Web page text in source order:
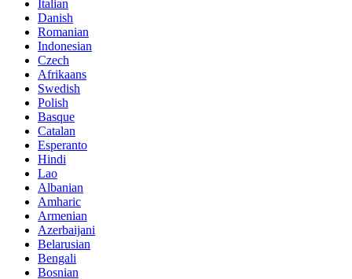
Italian
Danish
Romanian
Indonesian
Czech
Afrikaans
Swedish
Polish
Basque
Catalan
Esperanto
Hindi
Lao
Albanian
Amharic
Armenian
Azerbaijani
Belarusian
Bengali
Bosnian